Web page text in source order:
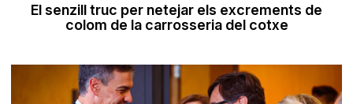
El senzill truc per netejar els excrements de
colom de la carrosseria del cotxe